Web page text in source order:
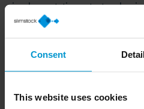
Consent
This website uses cookies
implementatie gestart en
gegaan.
Beschikbaarheid
gestegen
maar de eerste resultaten zijn